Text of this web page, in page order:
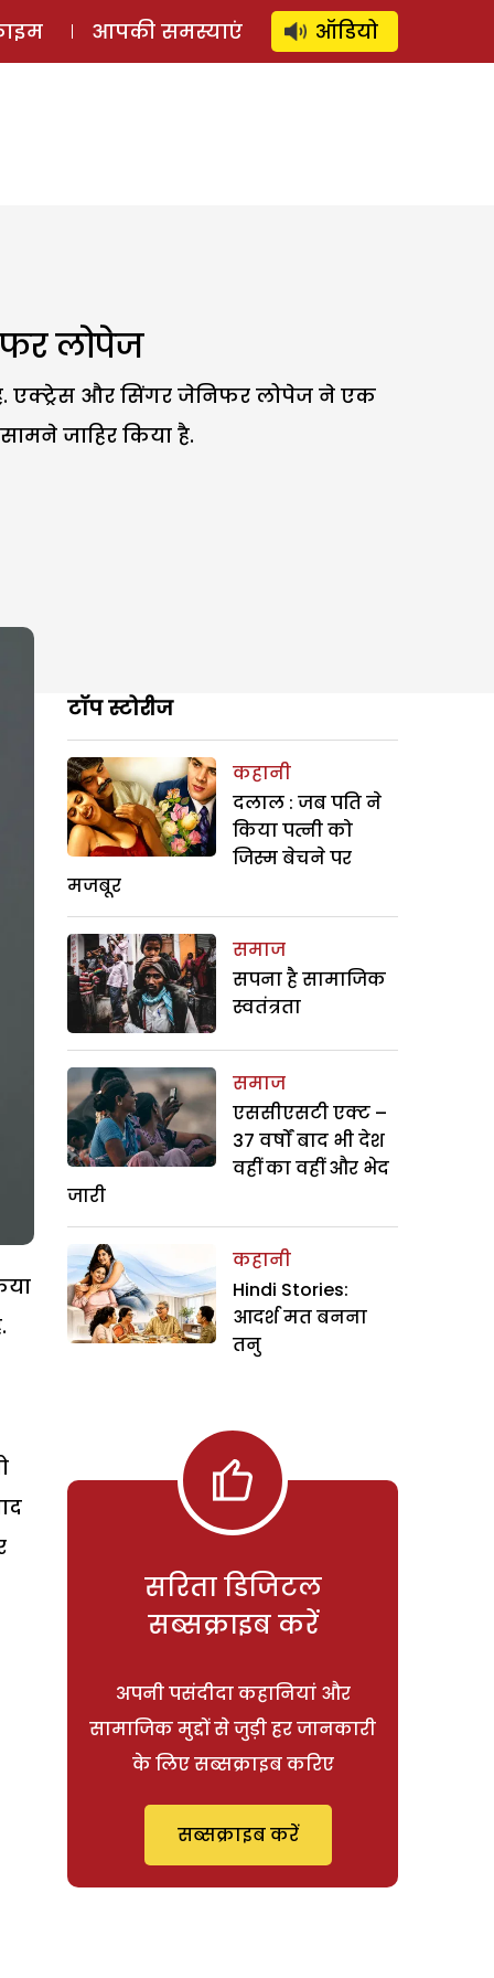
लॉग इन ⚲ SUBSCRIBE
आपकी समस्याएं ऑडियो
लोपेज
है. एक्ट्रेस और सिंगर जेनिफर लोपेज ने एक
जाहिर किया है.
टॉप स्टोरीज
कहानी
दलाल : जब पति ने
किया पत्नी को
जिस्म बेचने पर
मजबूर
समाज
सपना है सामाजिक
स्वतंत्रता
समाज
एससीएसटी एक्ट –
37 वर्षों बाद भी देश
वहीं का वहीं और भेद
जारी
कहानी
Hindi Stories:
आदर्श मत बनना
तनु
सरिता डिजिटल
सब्सक्राइब करें
अपनी पसंदीदा कहानियां और
सामाजिक मुद्दों से जुड़ी हर जानकारी
के लिए सब्सक्राइब करिए
सब्सक्राइब करें